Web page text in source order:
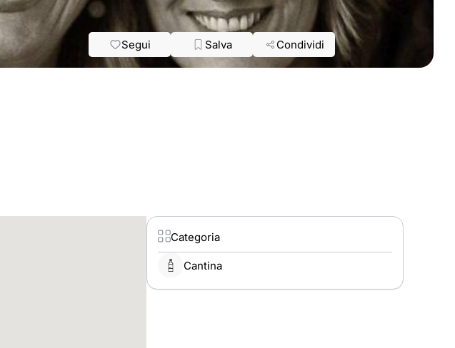
Segui Salva Condividi
Categoria
Cantina